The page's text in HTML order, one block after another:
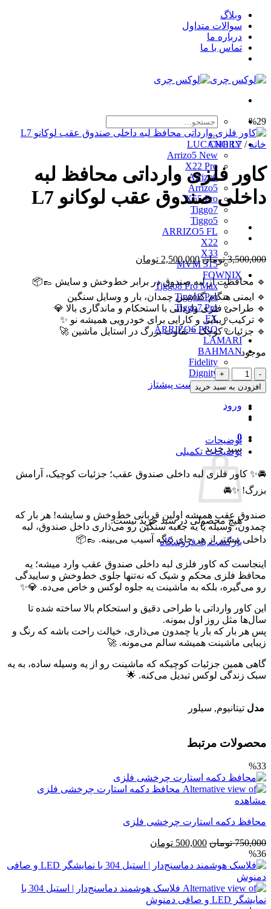
Skip
content
وبلاگ
سوالات متداول
درباره ما
تماس با ما
جستجو
برای:
CHERY
Arrizo5 New
X22 Pro
Arrizo6
Arrizo5
X55 Pro
Tiggo7
Tiggo5
ARRIZO5 FL
X22
X33
MVM 315
FOWNIX
Tiggo8 Pro Max
Tiggo8 Pro
Tiggo7 Pro
FX
ARRIZO6 PRO
LAMARI
BAHMAN
Fidelity
Dignity
کد رهگیری پست پیشتاز
ورود
0
سبد خرید
هیچ محصولی در سبد خرید نیست.
بازگشت به فروشگاه
%29
خانه /
LUCANO L7
کاور فلزی وارداتی محافظ لبه
داخلی صندوق عقب لوکانو L7
3,500,000 تومانقیمت
اصلی
3,500,000 تومان
بود.
2,500,000 تومان
2,500,000 تومان
🔹 محافظت از لبه صندوق در برابر خط‌وخش و سایش 👞📦
🔹 ایمنی هنگام گذاشتن چمدان، بار و وسایل سنگین
🔹 طراحی فلزی وارداتی با استحکام و ماندگاری بالا 💎
🔹 ترکیب زیبایی و کارایی برای خودرویی همیشه نو ✨
🔹 جزئیات کوچک = تفاوت بزرگ در استایل ماشین 🚀
موجود
کاور
فلزی
وارداتی
محافظ
لبه
صندوق
عقب
لوکانو
L7
عدد
افزودن به سبد خرید
توضیحات
توضیحات تکمیلی
🚘✨ کاور فلزی لبه داخلی صندوق عقب؛ جزئیات کوچیک، آرامش
بزرگ! ✨🚘
صندوق عقب همیشه اولین قربانی خط‌وخش و سایشه! هر بار که
چمدون، وسیله یا یه جعبه سنگین رو می‌ذاری داخل صندوق، لبه
داخلی بیشتر از هر جای دیگه آسیب می‌بینه. 👞📦
اینجاست که کاور فلزی لبه داخلی صندوق عقب وارد میشه؛ یه
محافظ فلزی محکم و شیک که نه‌تنها جلوی خط‌وخش و ساییدگی
رو می‌گیره، بلکه به ماشینت یه جلوه لوکس و خاص می‌ده. 💎✨
این کاور وارداتی با طراحی دقیق و استحکام بالا ساخته شده تا
سال‌ها مثل روز اول بمونه.
پس هر بار که بار یا چمدون می‌ذاری، خیالت راحت باشه که رنگ و
زیبایی ماشینت همیشه سالم می‌مونه. 🚀
گاهی همین جزئیات کوچیکه که ماشینت رو از یه وسیله ساده، به یه
سبک زندگی لوکس تبدیل می‌کنه. 🌟
مدل تیتانیوم, سیلور
محصولات مرتبط
%33
مشاهده
محافظ دکمه استارت چرخشی فلزی
750,000 تومان قیمت
750,000 تومان
500,000 تومان
500,000 تومان
%36